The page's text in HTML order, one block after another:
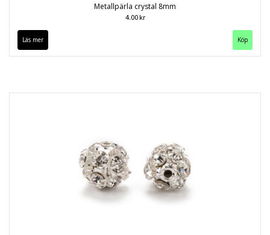
Metallpärla crystal 8mm
4.00 kr
Läs mer Köp